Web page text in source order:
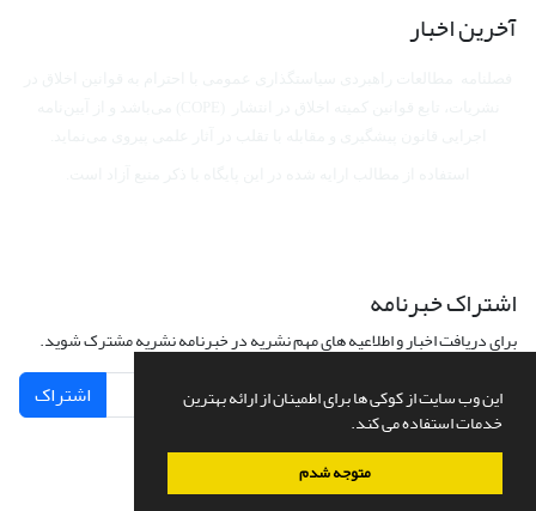
این وب سایت از کوکی ها برای اطمینان از ارائه بهترین
خدمات استفاده می کند.
متوجه شدم
آخرین اخبار
اشتراک خبرنامه
برای دریافت اخبار و اطلاعیه های مهم نشریه در خبرنامه نشریه مشترک شوید.
اشتراک
سامانه مدیریت نشریات علمی.طراحی و پیاده سازی ازسیناوب